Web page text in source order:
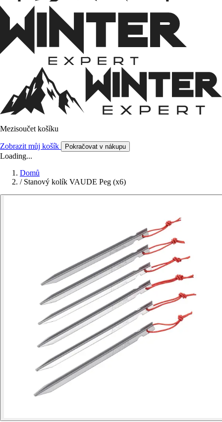
Mezisoučet košíku
Zobrazit můj košík Pokračovat v nákupu
Loading...
Domů
/ Stanový kolík VAUDE Peg (x6)